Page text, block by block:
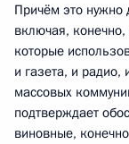
Причём это нужно
включая,
которые
и газета, и радио,
массовых
подтверждает
виновные,